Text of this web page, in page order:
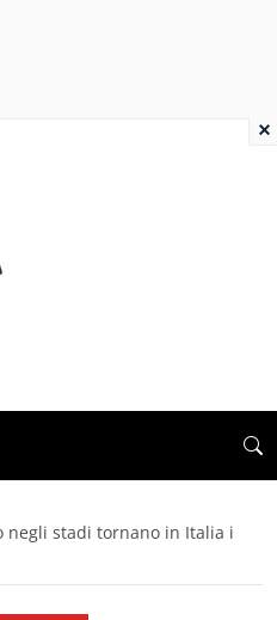
negli stadi tornano in Italia i
×